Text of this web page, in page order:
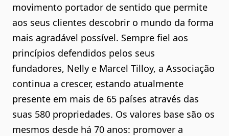
movimento portador de sentido que permite
aos seus clientes descobrir o mundo da forma
mais agradável possível. Sempre fiel aos
princípios defendidos pelos seus
fundadores, Nelly e Marcel Tilloy, a Associação
continua a crescer, estando atualmente
presente em mais de 65 países através das
suas 580 propriedades. Os valores base são os
mesmos desde há 70 anos: promover a